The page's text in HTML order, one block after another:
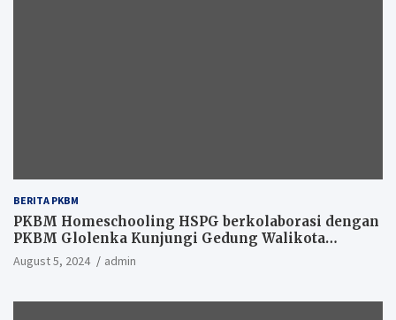
BERITA PKBM
PKBM Homeschooling HSPG berkolaborasi dengan
PKBM Glolenka Kunjungi Gedung Walikota
Tangsel
August 5, 2024 admin